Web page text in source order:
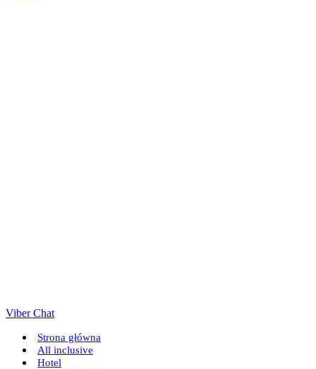
Viber Chat
Strona główna
All inclusive
Hotel